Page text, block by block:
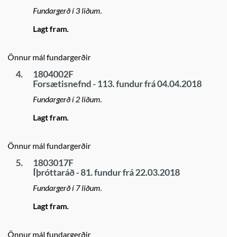
Fundargerð í 3 liðum.
Lagt fram.
Önnur mál fundargerðir
4.
1804002F
Forsætisnefnd - 113. fundur frá 04.04.2018
Fundargerð í 2 liðum.
Lagt fram.
Önnur mál fundargerðir
5.
1803017F
Íþróttaráð - 81. fundur frá 22.03.2018
Fundargerð í 7 liðum.
Lagt fram.
Önnur mál fundargerðir